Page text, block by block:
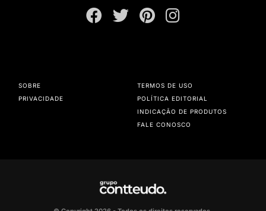
SOBRE
PRIVACIDADE
TERMOS DE USO
POLÍTICA EDITORIAL
INDICAÇÃO DE PRODUTOS
FALE CONOSCO